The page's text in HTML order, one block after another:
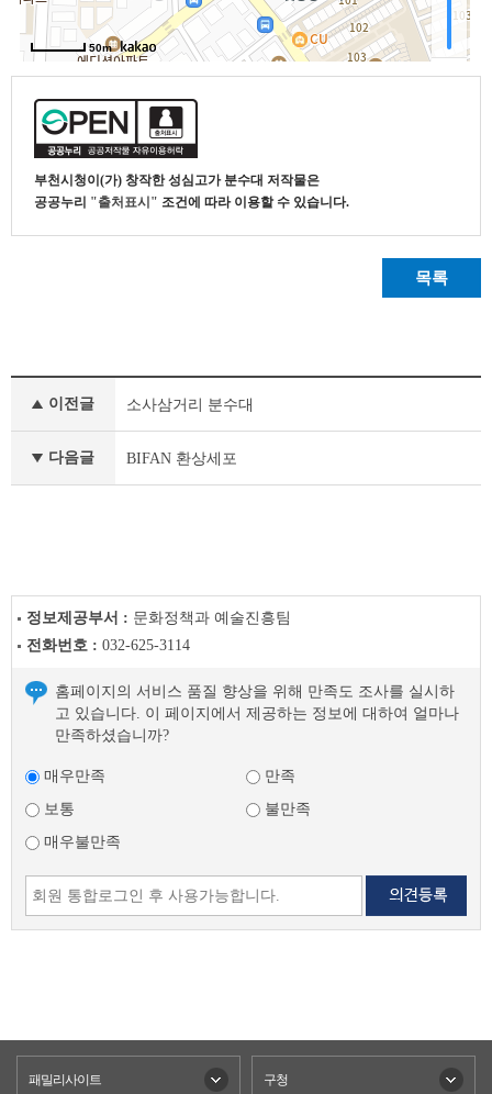
부천시청이(가) 창작한성심고가 분수대 저작물은
공공누리 "출처표시" 조건에 따라 이용할 수 있습니다.
목록
의
음
이전글 소사삼거리 분수대
다음글 BIFAN 환상세포
정보제공부서 : 문화정책과 예술진흥팀
전화번호 : 032-625-3114
홈페이지의 서비스 품질 향상을 위해 만족도 조사를 실시하
고 있습니다. 이 페이지에서 제공하는 정보에 대하여 얼마나
만족하셨습니까?
매우만족
만족
보통
불만족
매우불만족
패밀리사이트 구청